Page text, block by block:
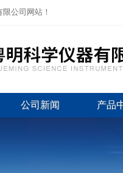
公司网站！
公司新闻 产品